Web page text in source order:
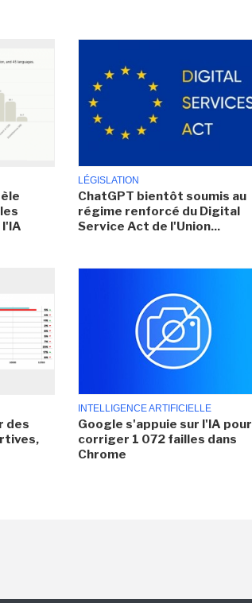
LÉGISLATION
ChatGPT bientôt soumis au
régime renforcé du Digital
Service Act de l'Union...
des
INTELLIGENCE ARTIFICIELLE
Google s'appuie sur l'IA pour
corriger 1 072 failles dans
Chrome